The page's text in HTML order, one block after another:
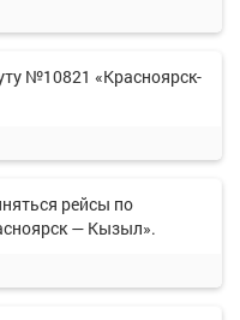
№10821 «Красноярск-
рейсы по
— Кызыл».